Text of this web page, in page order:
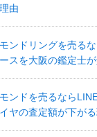
由
ンドリングを売る
スを大阪の鑑定士
ンドを売るなら
ヤの査定額が下が